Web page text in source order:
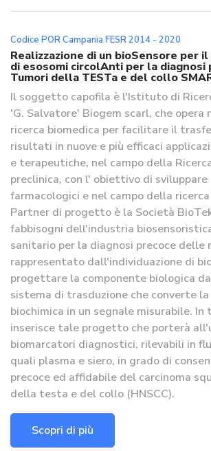
Codice POR Campania FESR 2014 - 2020
Realizzazione di un bioSensore per
di esosomi circolAnti per la diagnosi
Tumori della TESTa e del collo
Il soggetto capofila è l'Istituto di
'G. Salvatore' Biogem scarl, che opera
ricerca biomedica per facilitare il
risultati in nuove e più efficaci
e terapeutiche, nel campo della
preclinica, con l' obiettivo di sviluppare
farmacologici e nel campo della
Partner di progetto è la Società
fabbisogni dell'industria
sanitario per la diagnosi precoce delle
rappresentato dall'individuazione di
progettare la componente biologica
sistema di trasduzione che converte
biochimica in un segnale misurabile.
inserisce tale progetto che porterà
biomarcatori diagnostici, rilevabili in
quali plasma e siero, in grado di
precoce ed affidabile del carcinoma
della testa e del collo (HNSCC).
Scopri di più